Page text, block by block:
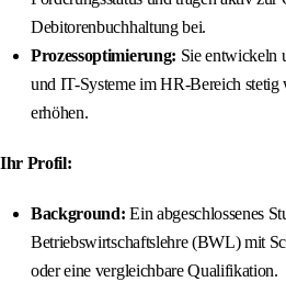
Debitorenbuchhaltung bei.
Prozessoptimierung: Sie entwickeln
und IT-Systeme im HR-Bereich stetig
erhöhen.
Ihr Profil:
Background: Ein abgeschlossenes
Betriebswirtschaftslehre (BWL) mit
oder eine vergleichbare Qualifikation.